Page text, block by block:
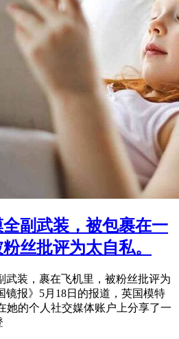
副武装，被包裹在一
丝批评为太自私。
武装，裹在飞机里，被粉丝批评为
镜报》5月18日的报道，英国模特
她的个人社交媒体账户上分享了一